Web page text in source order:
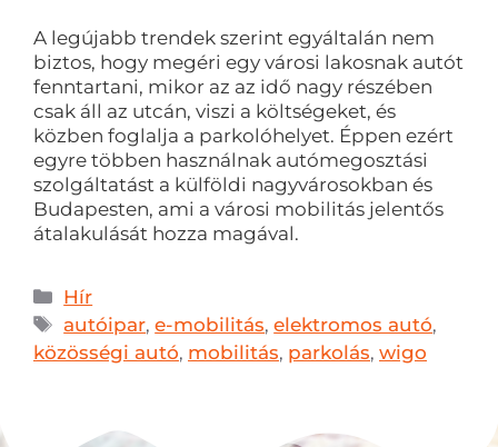
A legújabb trendek szerint egyáltalán nem
biztos, hogy megéri egy városi lakosnak autót
fenntartani, mikor az az idő nagy részében
csak áll az utcán, viszi a költségeket, és
közben foglalja a parkolóhelyet. Éppen ezért
egyre többen használnak autómegosztási
szolgáltatást a külföldi nagyvárosokban és
Budapesten, ami a városi mobilitás jelentős
átalakulását hozza magával.
Hír
autóipar,e-mobilitás,elektromos autó,
közösségi autó, mobilitás, parkolás, wigo